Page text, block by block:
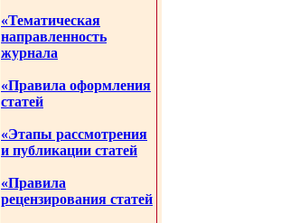
«Тематическая
направленность
журнала
«Правила оформления
статей
«Этапы рассмотрения
и публикации статей
«Правила
рецензирования статей